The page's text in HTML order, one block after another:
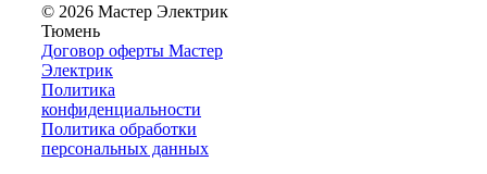
© 2026 Мастер Электрик
Тюмень
Договор оферты Мастер
Электрик
Политика
конфиденциальности
Политика обработки
персональных данных